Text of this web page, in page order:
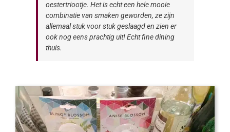
oestertriootje. Het is echt een hele mooie
combinatie van smaken geworden, ze zijn
allemaal stuk voor stuk geslaagd en zien er
ook nog eens prachtig uit! Echt fine dining
thuis.